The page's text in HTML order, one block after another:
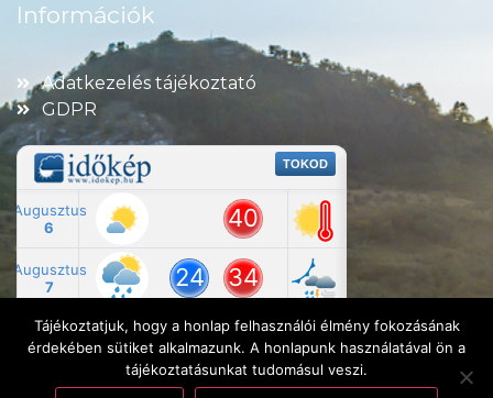
Információk
Adatkezelés tájékoztató
GDPR
Tájékoztatjuk, hogy a honlap felhasználói élmény fokozásának
érdekében sütiket alkalmazunk. A honlapunk használatával ön a
tájékoztatásunkat tudomásul veszi.